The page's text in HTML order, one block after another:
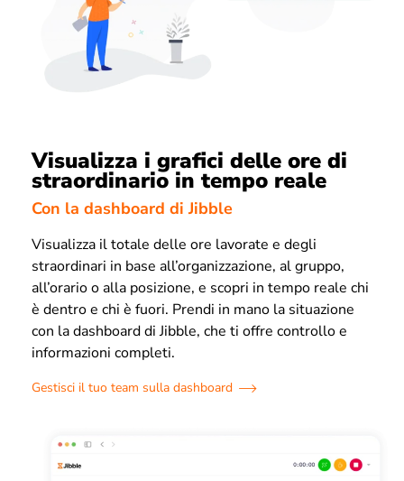
Visualizza i grafici delle ore di
straordinario in tempo reale
Con la dashboard di Jibble
Visualizza il totale delle ore lavorate e degli
straordinari in base all’organizzazione, al gruppo,
all’orario o alla posizione, e scopri in tempo reale chi
è dentro e chi è fuori. Prendi in mano la situazione
con la dashboard di Jibble, che ti offre controllo e
informazioni completi.
Gestisci il tuo team sulla dashboard